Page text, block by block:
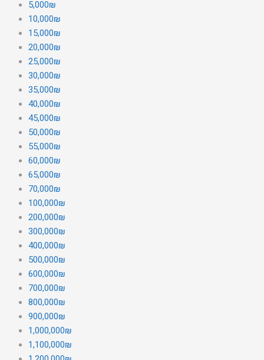
5,000₪
10,000₪
15,000₪
20,000₪
25,000₪
30,000₪
35,000₪
40,000₪
45,000₪
50,000₪
55,000₪
60,000₪
65,000₪
70,000₪
100,000₪
200,000₪
300,000₪
400,000₪
500,000₪
600,000₪
700,000₪
800,000₪
900,000₪
1,000,000₪
1,100,000₪